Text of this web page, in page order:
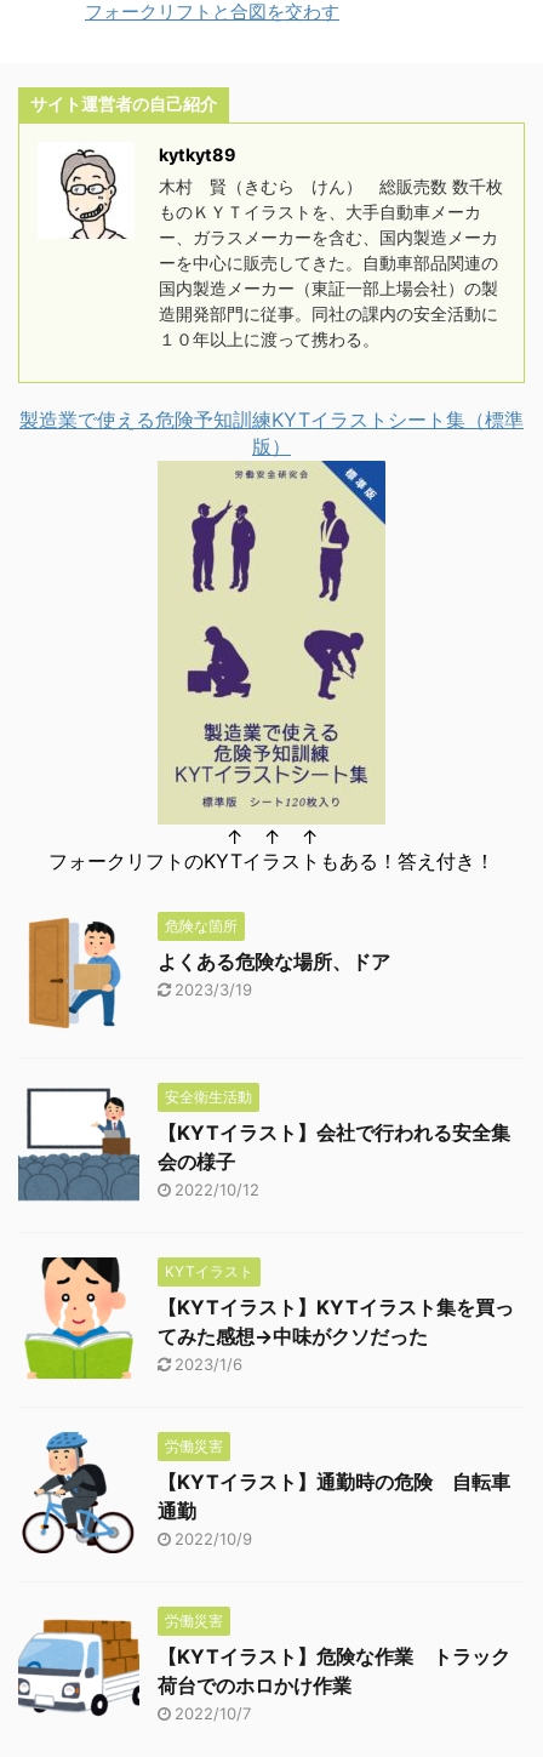
フォークリフトと合図を交わす
サイト運営者の自己紹介
kytkyt89
木村 賢（きむら けん） 総販売数 数千枚
ものＫＹＴイラストを、大手自動車メーカ
ー、ガラスメーカーを含む、国内製造メーカ
ーを中心に販売してきた。自動車部品関連の
国内製造メーカー（東証一部上場会社）の製
造開発部門に従事。同社の課内の安全活動に
１０年以上に渡って携わる。
製造業で使える危険予知訓練KYTイラストシート集（標準
版）
↑ ↑ ↑
フォークリフトのKYTイラストもある！答え付き！
危険な箇所
よくある危険な場所、ドア
2023/3/19
安全衛生活動
【KYTイラスト】会社で行われる安全集
会の様子
2022/10/12
KYTイラスト
【KYTイラスト】KYTイラスト集を買っ
てみた感想→中味がクソだった
2023/1/6
労働災害
【KYTイラスト】通勤時の危険 自転車
通勤
2022/10/9
労働災害
【KYTイラスト】危険な作業 トラック
荷台でのホロかけ作業
2022/10/7